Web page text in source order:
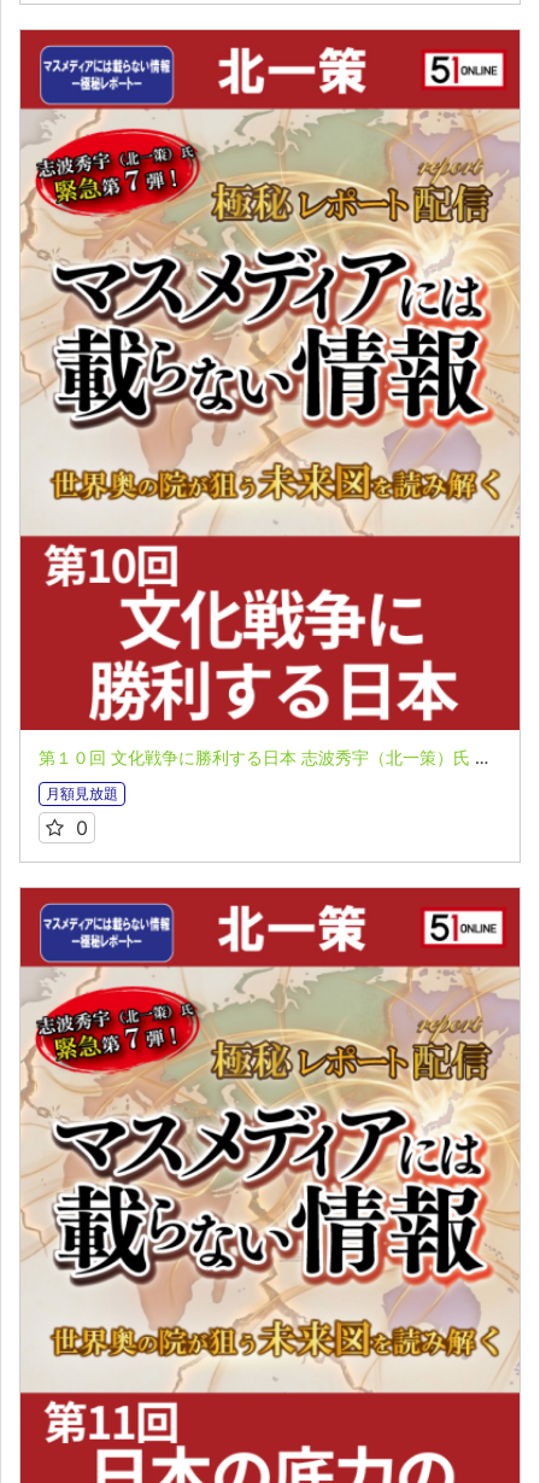
第１０回 文化戦争に勝利する日本 志波秀宇（北一策）氏 マスメディアには載らない情報 極秘レポート第７弾
月額見放題
0